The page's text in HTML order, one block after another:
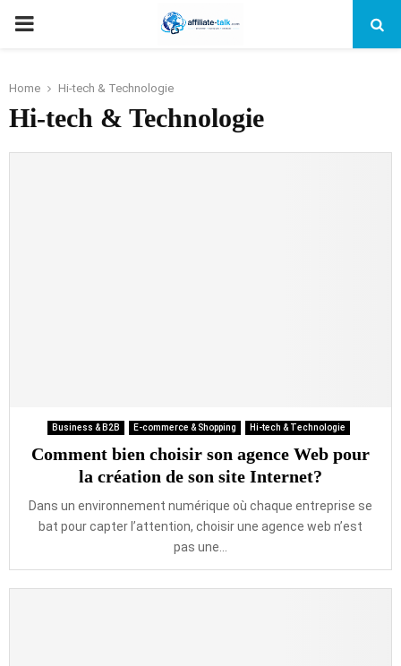
PRIMARY
Home Hi-tech & Technologie
Hi-tech & Technologie
Business & B2B E-commerce & Shopping Hi-tech & Technologie
Comment bien choisir son agence Web pour
la création de son site Internet?
Dans un environnement numérique où chaque entreprise se
bat pour capter l’attention, choisir une agence web n’est
pas une...